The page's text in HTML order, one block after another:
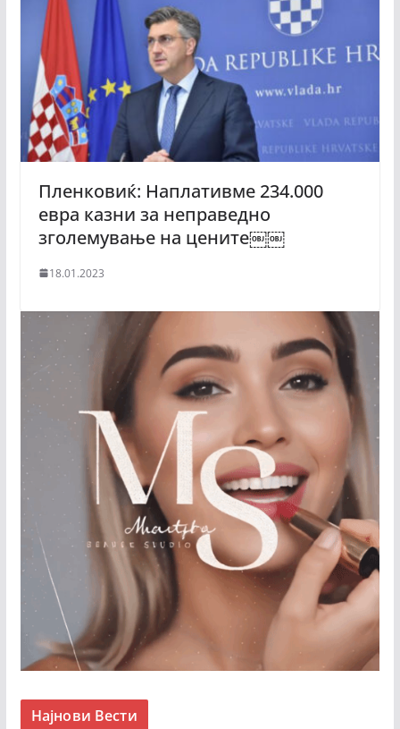
Пленковиќ: Наплативме 234.000
евра казни за неправедно
зголемување на цените￼￼
18.01.2023
Најнови Вести